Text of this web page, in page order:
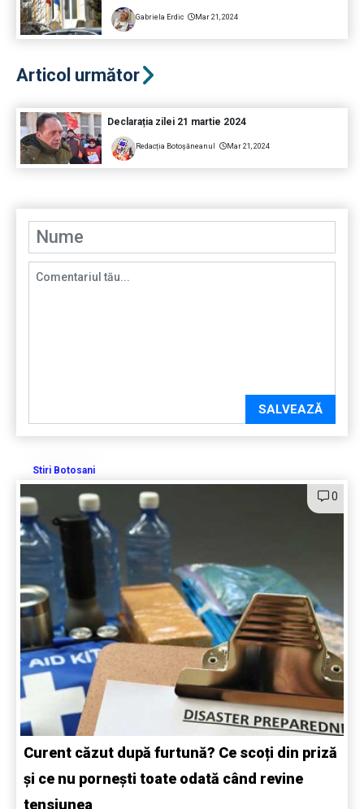
Gabriela Erdic Mar 21, 2024
Articol următor
Declarația zilei 21 martie 2024
Redacția Botoșăneanul Mar 21, 2024
SALVEAZĂ
Stiri Botosani
0
Curent căzut după furtună? Ce scoți din priză
și ce nu pornești toate odată când revine
tensiunea